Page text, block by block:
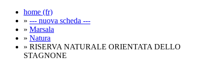
home (fr)
» --- nuova scheda ---
» Marsala
» Natura
» RISERVA NATURALE ORIENTATA DELLO
STAGNONE